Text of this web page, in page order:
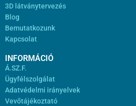
3D látványtervezés
Blog
Bemutatkozunk
Kapcsolat
INFORMÁCIÓ
Á.SZ.F.
Ügyfélszolgálat
Adatvédelmi irányelvek
Vevőtájékoztató